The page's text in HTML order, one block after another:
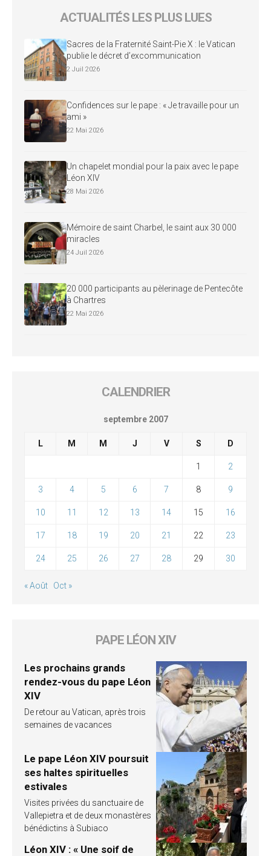
ACTUALITÉS LES PLUS LUES
Sacres de la Fraternité Saint-Pie X : le Vatican
publie le décret d’excommunication
2 Juil 2026
Confidences sur le pape : « Je travaille pour un
ami »
22 Mai 2026
Un chapelet mondial pour la paix avec le pape
Léon XIV
28 Mai 2026
Mémoire de saint Charbel, le saint aux 30 000
miracles
24 Juil 2026
20 000 participants au pèlerinage de Pentecôte
à Chartres
22 Mai 2026
CALENDRIER
septembre 2007
L M M J V S D
1 2
3 4 5 6 7 8 9
10 11 12 13 14 15 16
17 18 19 20 21 22 23
24 25 26 27 28 29 30
« Août Oct »
PAPE LÉON XIV
Les prochains grands
rendez-vous du pape Léon
XIV
De retour au Vatican, après trois
semaines de vacances
Le pape Léon XIV poursuit
ses haltes spirituelles
estivales
Visites privées du sanctuaire de
Vallepietra et de deux monastères
bénédictins à Subiaco
Léon XIV : « Une soif de